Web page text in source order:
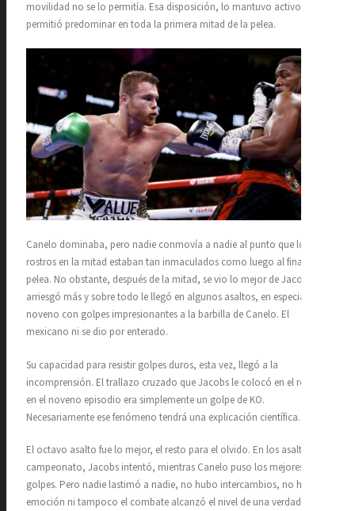
movilidad no se lo permitía. Esa disposición, lo mantuvo activo y le
permitió predominar en toda la primera mitad de la pelea.
Canelo dominaba, pero nadie conmovía a nadie al punto que los
rostros en la mitad estaban tan inmaculados como luego al final de la
pelea. No obstante, después de la mitad, se vio lo mejor de Jacobs,
arriesgó más y sobre todo le llegó en algunos asaltos, en especial el
noveno con golpes impresionantes a la barbilla de Canelo. El
mexicano ni se dio por enterado.
Su capacidad para resistir golpes duros, esta vez, llegó a la
incomprensión. El trallazo cruzado que Jacobs le colocó en el rostro
en el noveno episodio era simplemente un golpe de KO.
Necesariamente ese fenómeno tendrá una explicación científica.
El octavo asalto fue lo mejor, el resto para el olvido. En los asaltos de
campeonato, Jacobs intentó, mientras Canelo puso los mejores
golpes. Pero nadie lastimó a nadie, no hubo intercambios, no hubo
emoción ni tampoco el combate alcanzó el nivel de una verdadera